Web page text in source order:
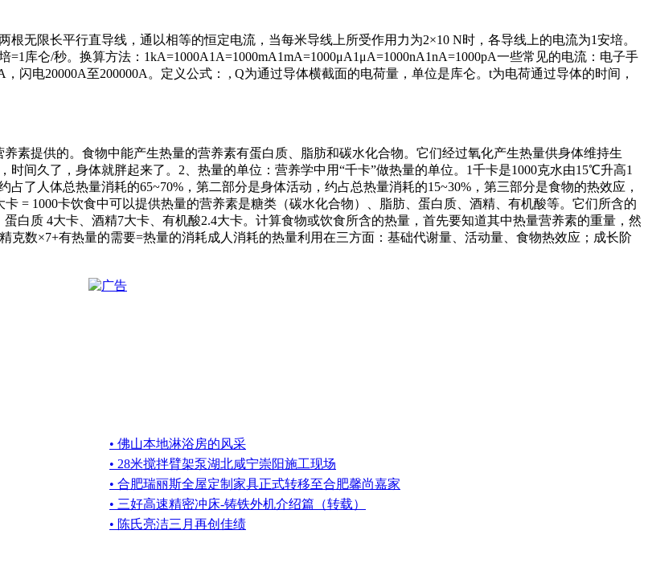
无限长平行直导线，通以相等的恒定电流，当每米导线上所受作用力为2×10 N时，各导线上的电流为1安培。
库仑/秒。换算方法：1kA=1000A1A=1000mA1mA=1000μA1μA=1000nA1nA=1000pA一些常见的电流：电子手
，闪电20000A至200000A。定义公式： , Q为通过导体横截面的电荷量，单位是库仑。t为电荷通过导体的时间，
素提供的。食物中能产生热量的营养素有蛋白质、脂肪和碳水化合物。它们经过氧化产生热量供身体维持生
间久了，身体就胖起来了。2、热量的单位：营养学中用“千卡”做热量的单位。1千卡是1000克水由15℃升高1
了人体总热量消耗的65~70%，第二部分是身体活动，约占总热量消耗的15~30%，第三部分是食物的热效应，
= 1000卡饮食中可以提供热量的营养素是糖类（碳水化合物）、脂肪、蛋白质、酒精、有机酸等。它们所含的
白质 4大卡、酒精7大卡、有机酸2.4大卡。计算食物或饮食所含的热量，首先要知道其中热量营养素的重量，然
克数×7+有热量的需要=热量的消耗成人消耗的热量利用在三方面：基础代谢量、活动量、食物热效应；成长阶
• 佛山本地淋浴房的风采
• 28米搅拌臂架泵湖北咸宁崇阳施工现场
• 合肥瑞丽斯全屋定制家具正式转移至合肥馨尚嘉家
• 三好高速精密冲床-铸铁外机介绍篇（转载）
• 陈氏亮洁三月再创佳绩